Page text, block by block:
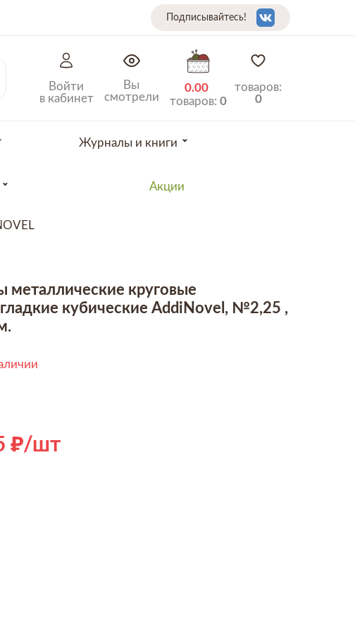
Подписывайтесь!
Войти
в кабинет
Вы
смотрели
0.00
товаров: 0
товаров:
0
Журналы и книги
Акции
металлические круговые
кубические AddiNovel, №2,25 ,
/шт